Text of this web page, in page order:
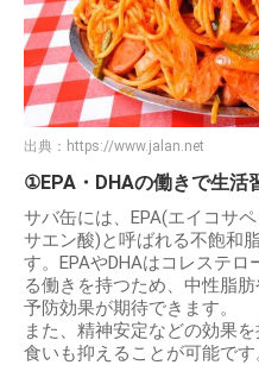
出典： https://www.jalan.net
①EPA・DHAの働きで生活
サバ缶には、EPA(エイコサ
サエン酸)と呼ばれる不飽和
す。EPAやDHAはコレステ
る働きを持つため、中性脂
予防効果が期待できます。
また、精神安定などの効果
食いも抑えることが可能です